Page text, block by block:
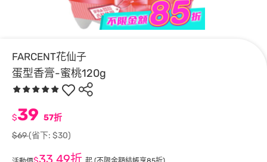
FARCENT花仙子
蛋型香膏-蜜桃120g
$39 57折
$69(省下: $30)
33 49折